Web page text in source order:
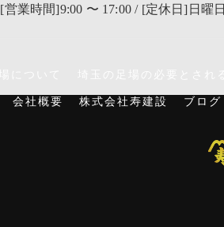
[営業時間]9:00 〜 17:00 / [定休日]日曜日
会社概要 株式会社寿建設 ブログ